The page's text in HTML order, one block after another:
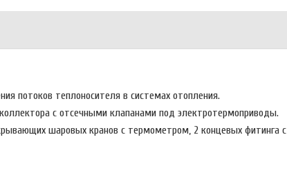
потоков теплоносителя в системах отопления.
с отсечными клапанами под электротермоприводы.
шаровых кранов с термометром, 2 концевых фитинга с